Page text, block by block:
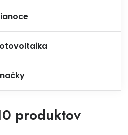
produktov